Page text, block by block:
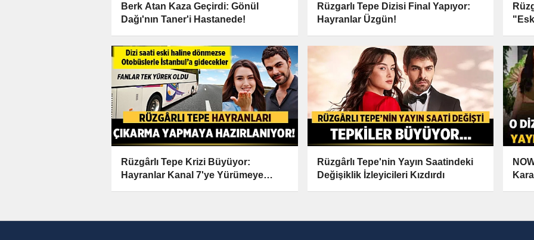
Berk Atan Kaza Geçirdi: Gönül
Dağı'nın Taner'i Hastanede!
Rüzgarlı Tepe Dizisi Final Yapıyor:
Hayranlar Üzgün!
Rüzgârlı Tepe Krizi Büyüyor:
Hayranlar Kanal 7'ye Yürümeye
Rüzgârlı Tepe'nin Yayın Saatindeki
Değişiklik İzleyicileri Kızdırdı